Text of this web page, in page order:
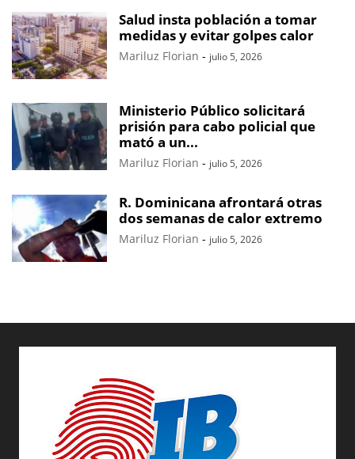
Salud insta población a tomar
medidas y evitar golpes calor
Mariluz Florian - julio 5, 2026
Ministerio Público solicitará
prisión para cabo policial que
mató a un...
Mariluz Florian - julio 5, 2026
R. Dominicana afrontará otras
dos semanas de calor extremo
Mariluz Florian - julio 5, 2026